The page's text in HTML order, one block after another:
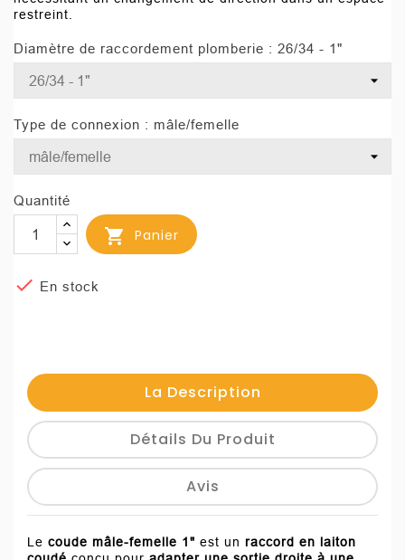
restreint.
Diamètre de raccordement plomberie : 26/34 - 1"
Type de connexion : mâle/femelle
Quantité
 Panier
 En stock
La Description
Détails Du Produit
Avis
Le coude mâle-femelle 1" est un raccord en laiton